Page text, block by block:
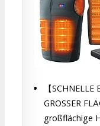
【
GROSSER
großflächige